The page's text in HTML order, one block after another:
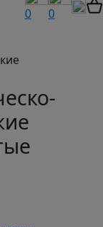
0 0
оптом и в